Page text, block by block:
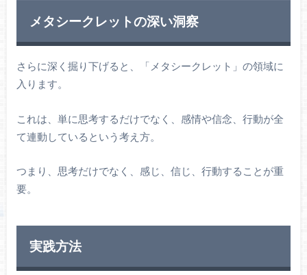
メタシークレットの深い洞察
さらに深く掘り下げると、「メタシークレット」の領域に
入ります。
これは、単に思考するだけでなく、感情や信念、行動が全
て連動しているという考え方。
つまり、思考だけでなく、感じ、信じ、行動することが重
要。
実践方法